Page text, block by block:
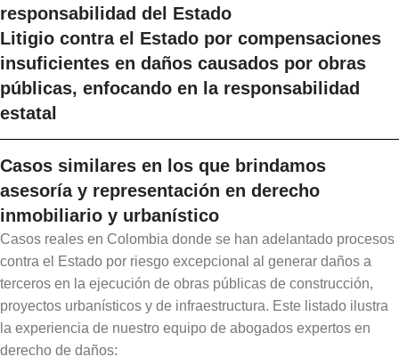
responsabilidad del Estado
Litigio contra el Estado por compensaciones
insuficientes en daños causados por obras
públicas, enfocando en la responsabilidad
estatal
Casos similares en los que brindamos
asesoría y representación en derecho
inmobiliario y urbanístico
Casos reales en Colombia donde se han adelantado procesos
contra el Estado por riesgo excepcional al generar daños a
terceros en la ejecución de obras públicas de construcción,
proyectos urbanísticos y de infraestructura. Este listado ilustra
la experiencia de nuestro equipo de abogados expertos en
derecho de daños: